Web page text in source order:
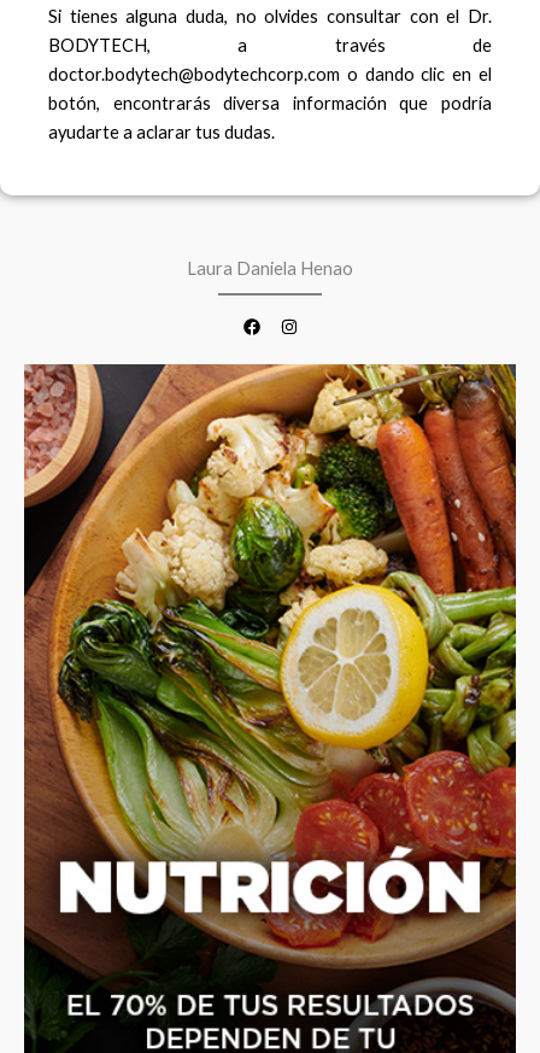
Si tienes alguna duda, no olvides consultar con el Dr.
BODYTECH, a través de
doctor.bodytech@bodytechcorp.com o dando clic en el
botón, encontrarás diversa información que podría
ayudarte a aclarar tus dudas.
Laura Daniela Henao
e
b
o
o
k
t
a
g
r
a